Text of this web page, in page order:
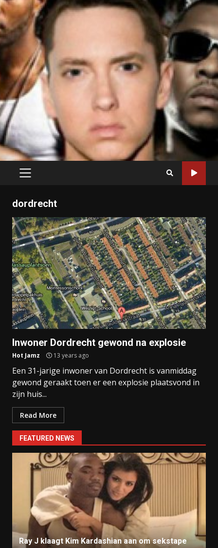
PRIMARY
dordrecht
Inwoner Dordrecht gewond na explosie
Hot Jamz 13 years ago
Een 31-jarige inwoner van Dordrecht is vanmiddag
gewond geraakt toen er een explosie plaatsvond in
zijn huis...
Read More
FEATURED NEWS
Ray J klaagt Kim Kardashian aan om sekstape